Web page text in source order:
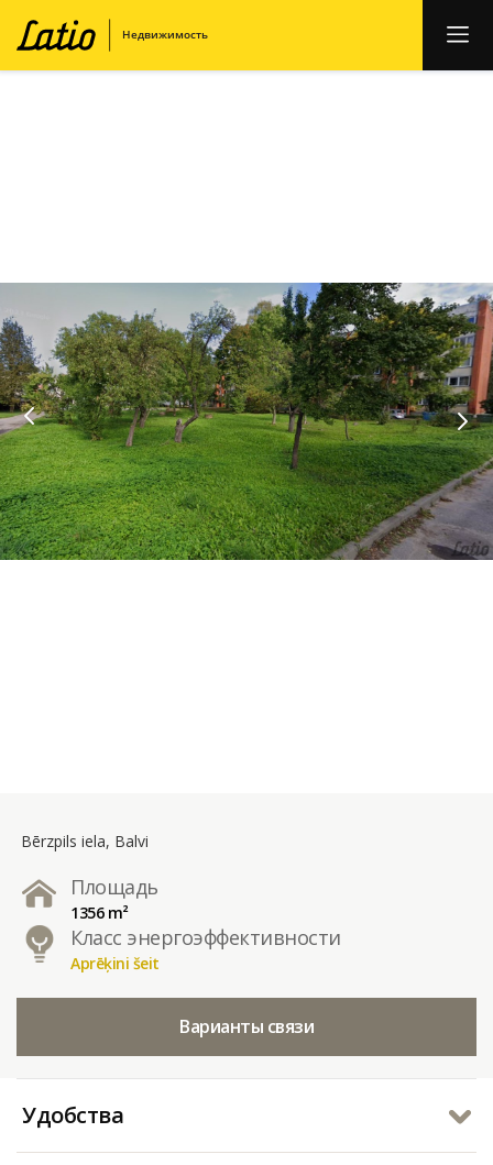
Bērzpils iela, Balvi
Площадь
1356 m²
Класс энергоэффективности
Aprēķini šeit
Варианты связи
Удобства